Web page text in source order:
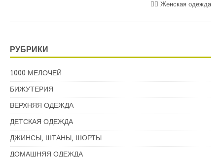
💁‍♂ Женская одежда
РУБРИКИ
1000 МЕЛОЧЕЙ
БИЖУТЕРИЯ
ВЕРХНЯЯ ОДЕЖДА
ДЕТСКАЯ ОДЕЖДА
ДЖИНСЫ, ШТАНЫ, ШОРТЫ
ДОМАШНЯЯ ОДЕЖДА